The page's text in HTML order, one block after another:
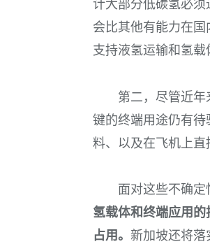
计大部分低碳氢必
会比其他有能力在国
支持液氢运输和氢载
第二，尽管近年
键的终端用途仍有
料、以及在飞机上直
面对这些不确定
氢载体和终端应用
占用。 新加坡还将落